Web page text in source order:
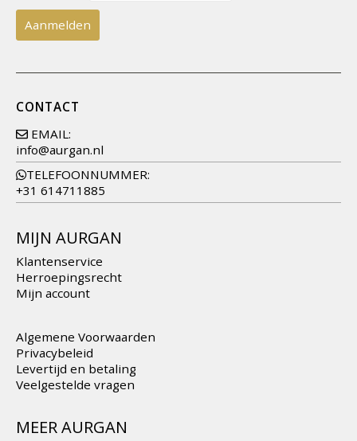
CONTACT
EMAIL:
info@aurgan.nl
TELEFOONNUMMER:
+31 614711885
MIJN AURGAN
Klantenservice
Herroepingsrecht
Mijn account
Algemene Voorwaarden
Privacybeleid
Levertijd en betaling
Veelgestelde vragen
MEER AURGAN